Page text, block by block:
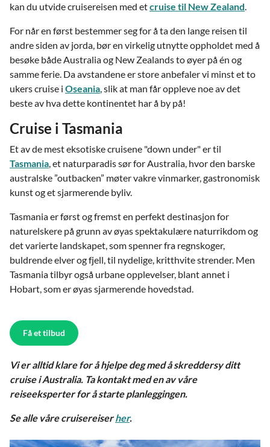
kan du utvide cruisereisen med etcruise til New Zealand.
For når en først bestemmer seg for å ta den lange reisen til
andre siden av jorda, bør en virkelig utnytte oppholdet med å
besøke både Australia og New Zealands to øyer på én og
samme ferie. Da avstandene er store anbefaler vi minst et to
ukers cruise i Oseania, slik at man får oppleve noe av det
beste av hva dette kontinentet har å by på!
Cruise i Tasmania
Et av de mest eksotiske cruisene "down under" er til
Tasmania, et naturparadis sør for Australia, hvor den barske
australske ”outbacken” møter vakre vinmarker, gastronomisk
kunst og et sjarmerende byliv.
Tasmania er først og fremst en perfekt destinasjon for
naturelskere på grunn av øyas spektakulære naturrikdom og
det varierte landskapet, som spenner fra regnskoger,
buldrende elver og fjell, til nydelige, kritthvite strender. Men
Tasmania tilbyr også urbane opplevelser, blant annet i
Hobart, som er øyas sjarmerende hovedstad.
Få et tilbud
Vi er alltid klare for å hjelpe deg med å skreddersy ditt
cruise i Australia. Ta kontakt med en av våre
reiseeksperter for å starte planleggingen.
Se alle våre cruisereiserher.